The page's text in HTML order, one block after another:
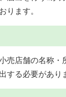
ります。
売店舗の名称・
する必要があり